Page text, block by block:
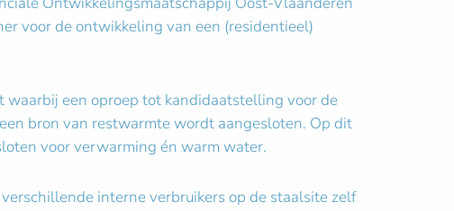
voor de ontwikkeling van een (residentieel)
een oproep tot kandidaatstelling voor de
bron van restwarmte wordt aangesloten. Op dit
voor verwarming én warm water.
interne verbruikers op de staalsite zelf